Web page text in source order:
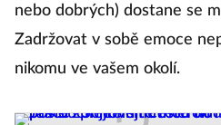
nebo dobrých) dostane se
Zadržovat v sobě emoce
nikomu ve vašem okolí.